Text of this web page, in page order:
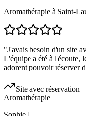
Aromathérapie à Saint-
"J'avais besoin d'un site
L'équipe a été à l'écoute,
adorent pouvoir réserver
Site avec réservation
Aromathérapie